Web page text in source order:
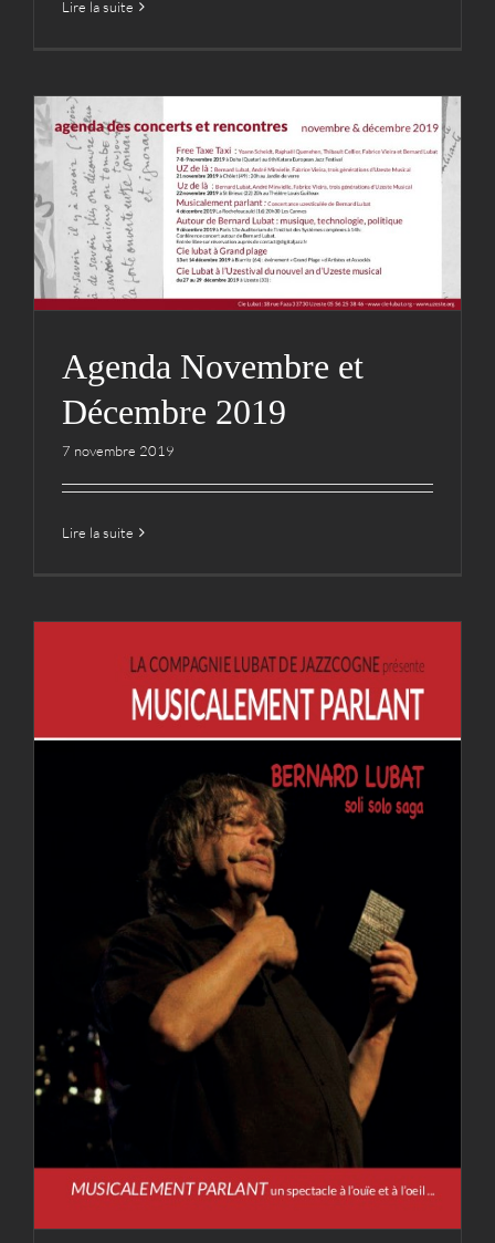
Lire la suite
Agenda Novembre et
Décembre 2019
Archives Cie
Agenda Novembre et
Décembre 2019
7 novembre 2019
Lire la suite
Musicalement parlant
Archives Cie Spectacles